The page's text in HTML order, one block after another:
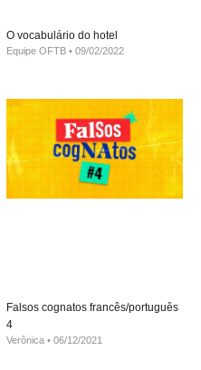
O vocabulário do hotel
Equipe OFTB 09/02/2022
Falsos cognatos francês/português
4
Verônica 06/12/2021